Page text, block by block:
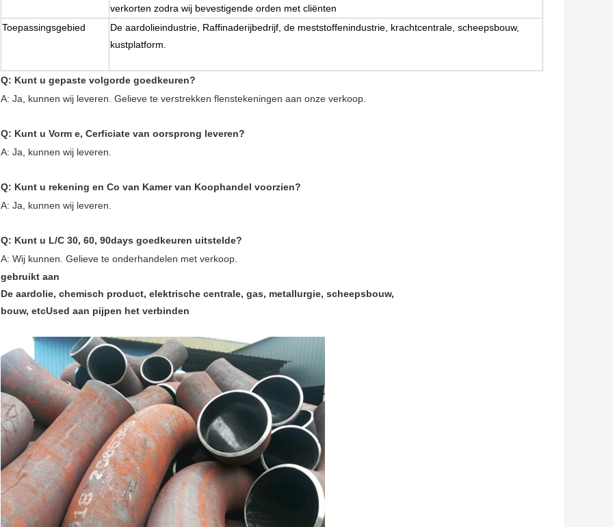
verkorten zodra wij bevestigende orden met cliënten
Toepassingsgebied
De aardolieindustrie, Raffinaderijbedrijf, de meststoffenindustrie, krachtcentrale, scheepsbouw,
kustplatform.
Q: Kunt u gepaste volgorde goedkeuren?
A: Ja, kunnen wij leveren. Gelieve te verstrekken flenstekeningen aan onze verkoop.
Q: Kunt u Vorm e, Cerficiate van oorsprong leveren?
A: Ja, kunnen wij leveren.
Q: Kunt u rekening en Co van Kamer van Koophandel voorzien?
A: Ja, kunnen wij leveren.
Q: Kunt u L/C 30, 60, 90days goedkeuren uitstelde?
A: Wij kunnen. Gelieve te onderhandelen met verkoop.
gebruikt aan
De aardolie, chemisch product, elektrische centrale, gas, metallurgie, scheepsbouw,
bouw, etcUsed aan pijpen het verbinden